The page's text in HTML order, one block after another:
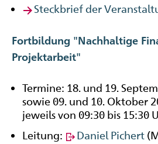
Steckbrief der
Fortbildung "Nachhaltige
Projektarbeit"
Termine: 18. und 19.
sowie 09. und 10. Oktober
jeweils von 09:30 bis 15:30
Leitung:
Daniel Pichert